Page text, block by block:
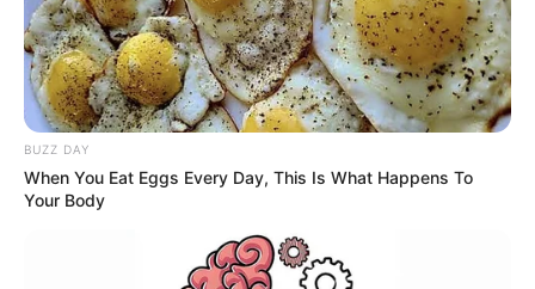
BUZZ DAY
When You Eat Eggs Every Day, This Is What Happens To
Your Body